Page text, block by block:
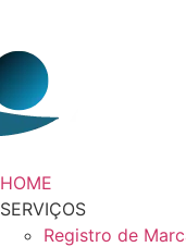
HOME
SERVIÇOS
Registro de